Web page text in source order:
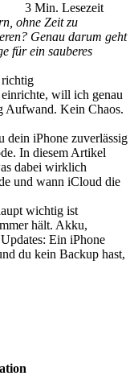
3 Min. Lesezeit
ohne Zeit zu
Genau darum geht
für ein sauberes
richtig
einrichte, will ich genau
Aufwand. Kein Chaos.
dein iPhone zuverlässig
In diesem Artikel
dabei wirklich
und wann iCloud die
wichtig ist
hält. Akku,
Ein iPhone
du kein Backup hast,